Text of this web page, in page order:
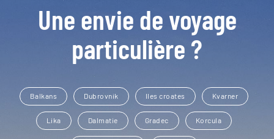
Une envie de voyage
particulière ?
Balkans Dubrovnik Iles croates Kvarner
Lika Dalmatie Gradec Korcula